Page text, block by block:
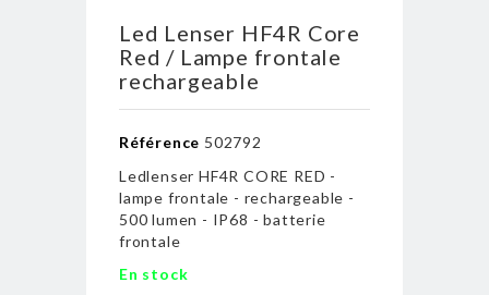
Led Lenser HF4R Core
Red / Lampe frontale
rechargeable
Référence 502792
Ledlenser HF4R CORE RED -
lampe frontale - rechargeable -
500 lumen - IP68 - batterie
frontale
En stock